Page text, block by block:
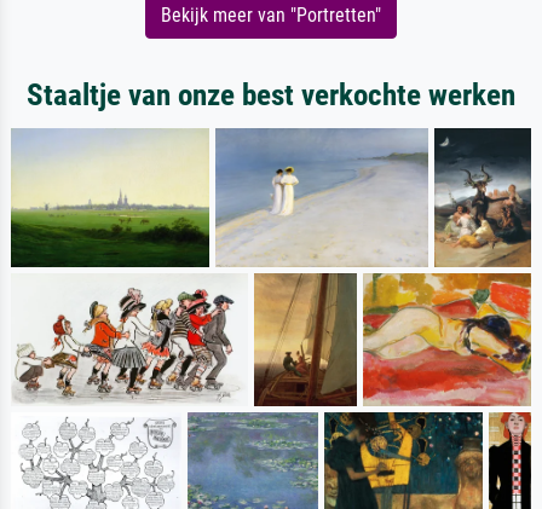
Bekijk meer van "Portretten"
Staaltje van onze best verkochte werken